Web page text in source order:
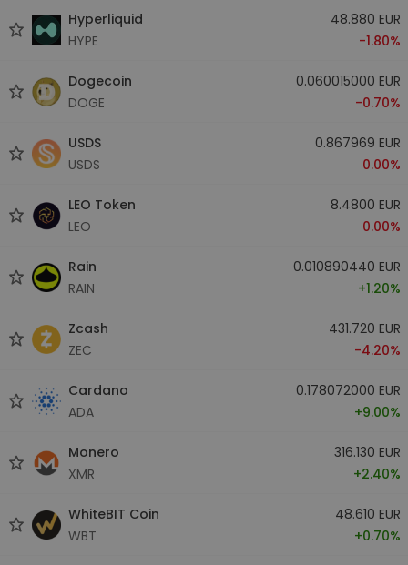
Hyperliquid
HYPE
48.880 EUR
-1.80%
Dogecoin
DOGE
0.060015000 EUR
-0.70%
USDS
USDS
0.867969 EUR
0.00%
LEO Token
LEO
8.4800 EUR
0.00%
Rain
RAIN
0.010890440 EUR
+1.20%
Zcash
ZEC
431.720 EUR
-4.20%
Cardano
ADA
0.178072000 EUR
+9.00%
Monero
XMR
316.130 EUR
+2.40%
WhiteBIT Coin
WBT
48.610 EUR
+0.70%